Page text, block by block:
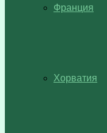
Франция
Хорватия